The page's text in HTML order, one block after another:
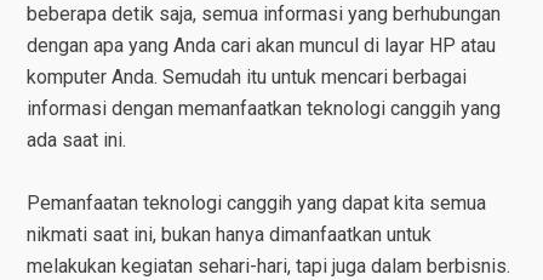
beberapa detik saja, semua informasi yang berhubungan
dengan apa yang Anda cari akan muncul di layar HP atau
komputer Anda. Semudah itu untuk mencari berbagai
informasi dengan memanfaatkan teknologi canggih yang
ada saat ini.
Pemanfaatan teknologi canggih yang dapat kita semua
nikmati saat ini, bukan hanya dimanfaatkan untuk
melakukan kegiatan sehari-hari, tapi juga dalam berbisnis.